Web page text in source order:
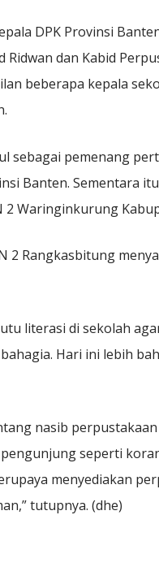
DPK Provinsi
dan Kabid
beberapa kepala
sebagai pemenang
Banten. Sementara
2 Waringinkurung
2 Rangkasbitung
literasi di sekolah
Hari ini lebih
nasib perpustakaan
seperti
menyediakan
tutupnya. (dhe)